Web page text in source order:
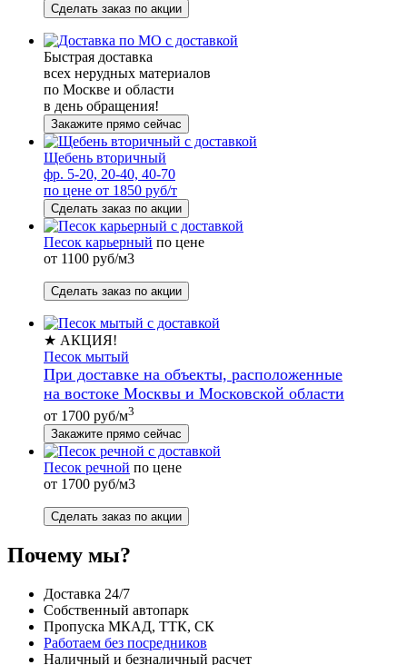
Сделать заказ по акции
Быстрая доставка
всех нерудных материалов
по Москве и области
в день обращения!
Закажите прямо сейчас
Щебень вторичный
фр. 5-20, 20-40, 40-70
по цене от 1850 руб/т
Сделать заказ по акции
Песок карьерный по цене
от 1100 руб/м3
Сделать заказ по акции
★ АКЦИЯ!
Песок мытый
При доставке на объекты, расположенные
на востоке Москвы и Московской области
от 1700 руб/м3
Закажите прямо сейчас
Песок речной по цене
от 1700 руб/м3
Сделать заказ по акции
Почему мы?
Доставка 24/7
Собственный автопарк
Пропуска МКАД, ТТК, СК
Работаем без посредников
Наличный и безналичный расчет